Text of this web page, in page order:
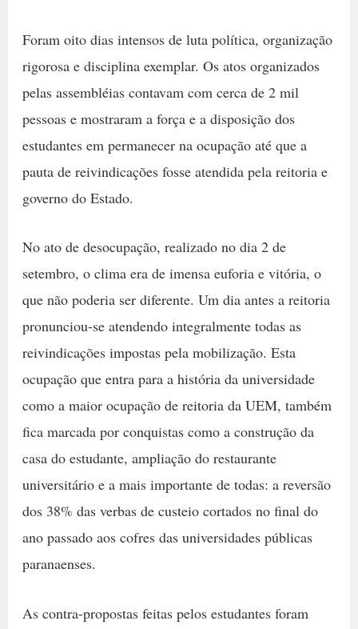
Foram oito dias intensos de luta política, organização
rigorosa e disciplina exemplar. Os atos organizados
pelas assembléias contavam com cerca de 2 mil
pessoas e mostraram a força e a disposição dos
estudantes em permanecer na ocupação até que a
pauta de reivindicações fosse atendida pela reitoria e
governo do Estado.
No ato de desocupação, realizado no dia 2 de
setembro, o clima era de imensa euforia e vitória, o
que não poderia ser diferente. Um dia antes a reitoria
pronunciou-se atendendo integralmente todas as
reivindicações impostas pela mobilização. Esta
ocupação que entra para a história da universidade
como a maior ocupação de reitoria da UEM, também
fica marcada por conquistas como a construção da
casa do estudante, ampliação do restaurante
universitário e a mais importante de todas: a reversão
dos 38% das verbas de custeio cortados no final do
ano passado aos cofres das universidades públicas
paranaenses.
As contra-propostas feitas pelos estudantes foram